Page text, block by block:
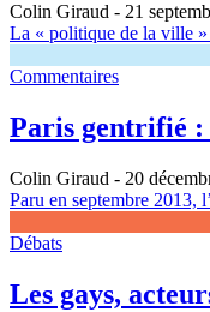
Colin Giraud - 21
La « politique de la ville »
Commentaires
Paris gentrifié :
Colin Giraud - 20
Paru en septembre 2013,
Débats
Les gays,